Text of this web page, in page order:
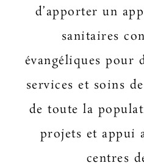
d’apporter un
sanitaires
évangéliques pour
services et soins
de toute la
projets et appui
centres